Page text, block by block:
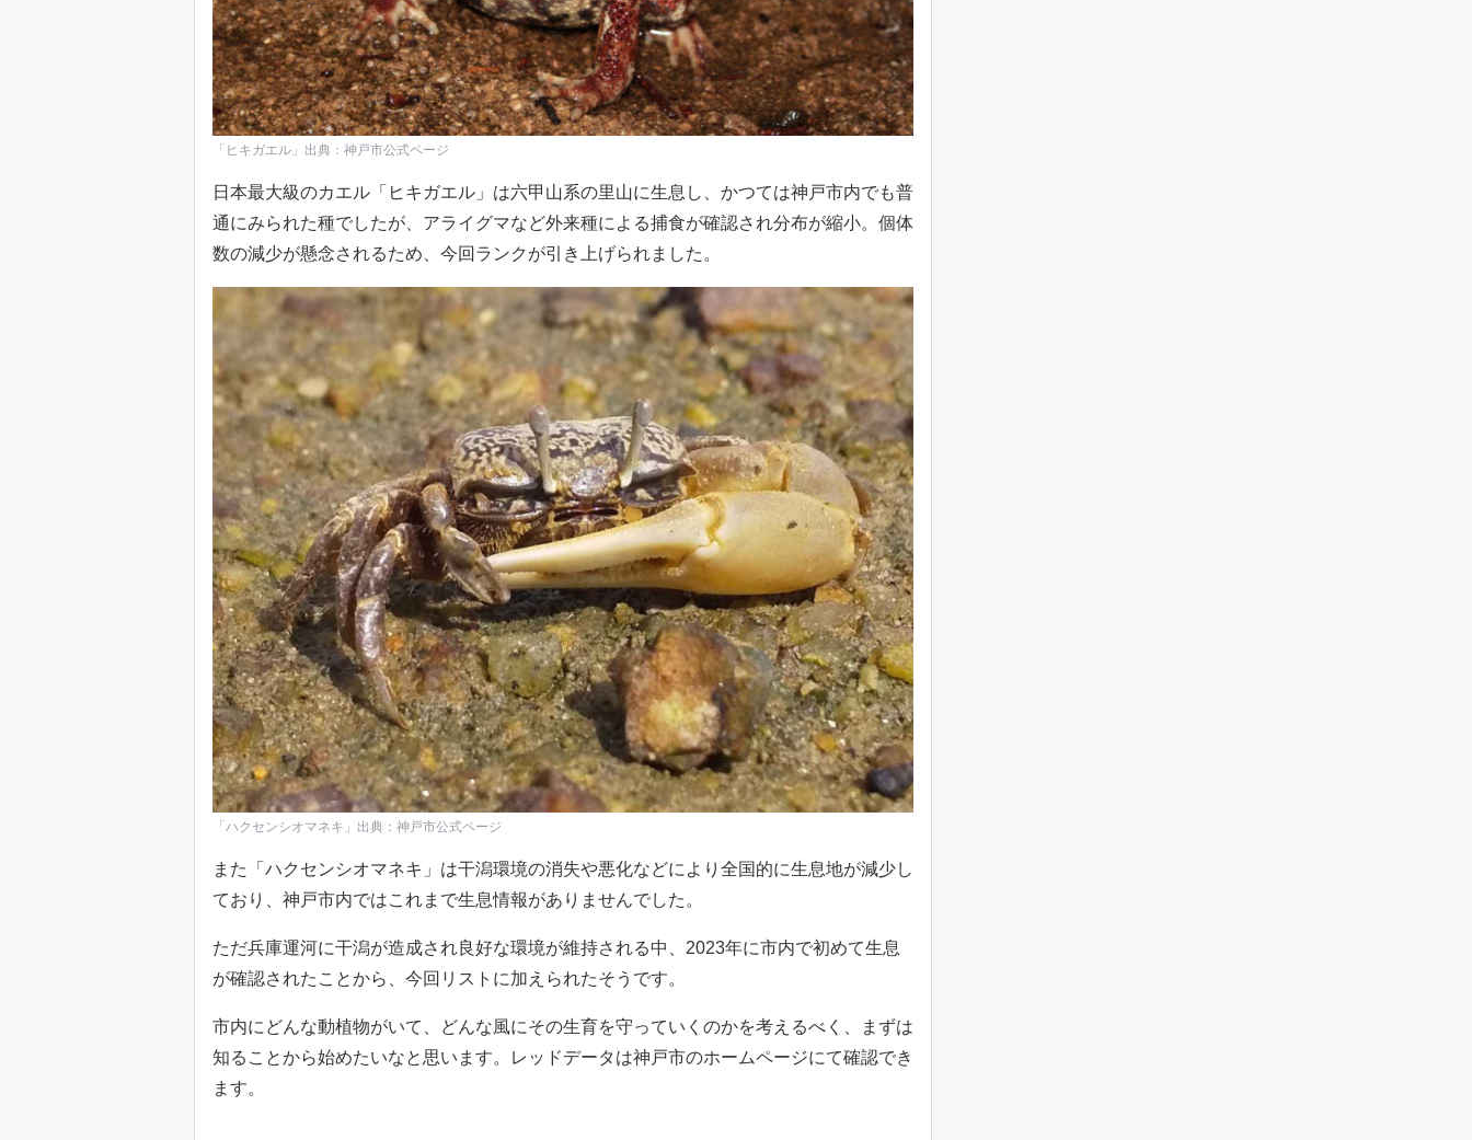
「ヒキガエル」出典：神戸市公式ページ
日本最大級のカエル「ヒキガエル」は六甲山系の里山に生息し、かつては神戸市内でも普
通にみられた種でしたが、アライグマなど外来種による捕食が確認され分布が縮小。個体
数の減少が懸念されるため、今回ランクが引き上げられました。
「ハクセンシオマネキ」出典：神戸市公式ページ
また「ハクセンシオマネキ」は干潟環境の消失や悪化などにより全国的に生息地が減少し
ており、神戸市内ではこれまで生息情報がありませんでした。
ただ兵庫運河に干潟が造成され良好な環境が維持される中、2023年に市内で初めて生息
が確認されたことから、今回リストに加えられたそうです。
市内にどんな動植物がいて、どんな風にその生育を守っていくのかを考えるべく、まずは
知ることから始めたいなと思います。レッドデータは神戸市のホームページにて確認でき
ます。